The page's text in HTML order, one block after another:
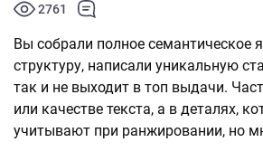
2761
Вы собрали полное семантическое
структуру, написали уникальную
так и не выходит в топ выдачи.
или качестве текста, а в деталях,
учитывают при ранжировании, но